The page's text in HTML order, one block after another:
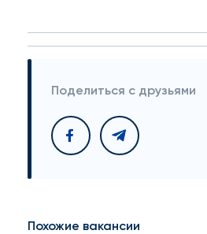
Поделиться с друзьями
Похожие вакансии